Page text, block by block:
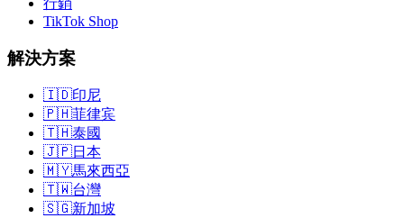
行銷
TikTok Shop
解決方案
🇮🇩印尼
🇵🇭菲律宾
🇹🇭泰國
🇯🇵日本
🇲🇾馬來西亞
🇹🇼台灣
🇸🇬新加坡